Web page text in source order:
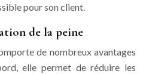
pour son client.
de la peine
de nombreux avantages
elle permet de réduire les